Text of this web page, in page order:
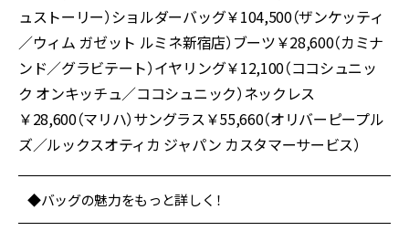
ュストーリー）ショルダーバッグ￥104,500（ザンケッティ
／ウィム ガゼット ルミネ新宿店）ブーツ￥28,600（カミナ
ンド／グラビテート）イヤリング￥12,100（ココシュニッ
ク オンキッチュ／ココシュニック）ネックレス
￥28,600（マリハ）サングラス￥55,660（オリバーピープル
ズ／ルックスオティカ ジャパン カスタマーサービス）
◆バッグの魅力をもっと詳しく！